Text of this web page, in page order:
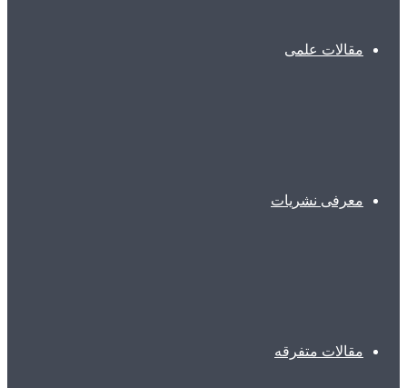
مقالات علمی
معرفی نشریات
مقالات متفرقه